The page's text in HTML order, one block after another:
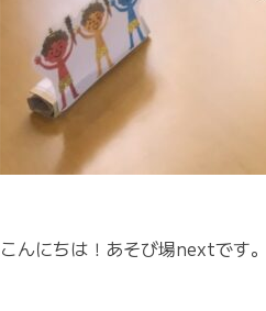
こんにちは！あそび場nextです。